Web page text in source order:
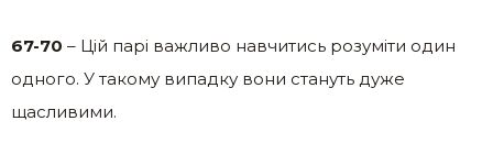
67-70 – Цій парі важливо навчитись розуміти один
одного. У такому випадку вони стануть дуже
щасливими.